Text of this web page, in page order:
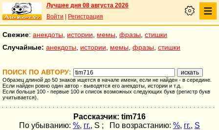
Лучшее дня 08 августа 2026
Войти
Регистрация
Свежие: анекдоты истории мемы фразы стишки
Случайные: анекдоты истории мемы фразы стишки
ПОИСК ПО АВТОРУ:
Образец длиной до 50 знаков ищется в начале имени, если не найден - в середине.
Если найден ровно один автор - выводятся его анекдоты, истории и т.д.
Если больше 100 - первые 100 и список возможных следующих букв (регистр букв
учитывается).
Рассказчик: tim716
По убыванию: %, гг., S ; По возрастанию: %, гг., S